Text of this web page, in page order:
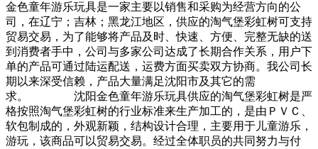
金色童年游乐玩具是一家主要以销售和采购为经营方向的公
司，在辽宁；吉林；黑龙江地区，供应的淘气堡彩虹树可支持
贸易交易，为了能够将产品及时、快速、方便、完整无缺的送
到消费者手中，公司与多家公司达成了长期合作关系，用户下
单的产品可通过陆运配送，运费方面买卖双方协商。我公司长
期以来深受信赖，产品大量满足沈阳市及其它的需
求。 沈阳金色童年游乐玩具供应的淘气堡彩虹树是严
格按照淘气堡彩虹树的行业标准来生产加工的，是由ＰＶＣ、
软包制成的，外观新颖，结构设计合理，主要用于儿童游乐，
游玩，该商品可以贸易交易。经过全体职员的共同努力与付